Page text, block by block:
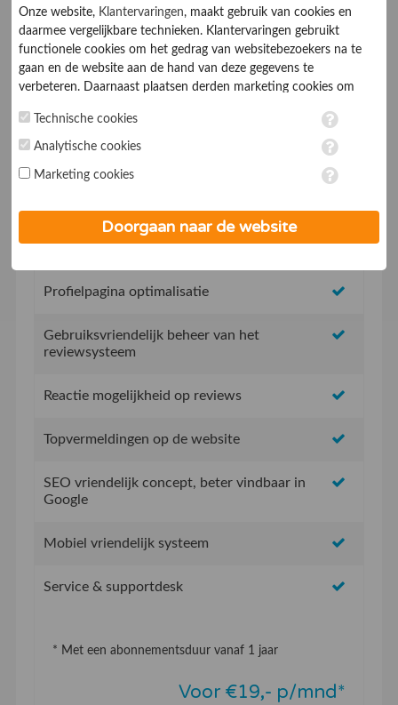
Geen opstartkosten
Uw eigen review widget voor op de website
Profielpagina optimalisatie
Gebruiksvriendelijk beheer van het
reviewsysteem
Reactie mogelijkheid op reviews
Topvermeldingen op de website
SEO vriendelijk concept, beter vindbaar in
Google
Mobiel vriendelijk systeem
Service & supportdesk
* Met een abonnementsduur vanaf 1 jaar
Voor €19,- p/mnd*
Onze website, Klantervaringen, maakt gebruik van cookies en
daarmee vergelijkbare technieken. Klantervaringen gebruikt
functionele cookies om het gedrag van websitebezoekers na te
gaan en de website aan de hand van deze gegevens te
verbeteren. Daarnaast plaatsen derden marketing cookies om
marketing cookies worden persoonsgegevens verwerkt. Je geeft
toestemming voor deze verwerking wanneer je hieronder een
op ieder moment aanpassen in de
. Lees voor meer
Technische cookies
Analytische cookies
Marketing cookies
Doorgaan naar de website